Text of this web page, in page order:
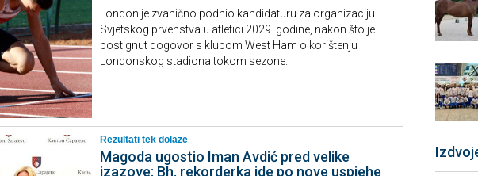
London je zvanično podnio kandidaturu za organizaciju
Svjetskog prvenstva u atletici 2029. godine, nakon što je
postignut dogovor s klubom West Ham o korištenju
Londonskog stadiona tokom sezone.
Rezultati tek dolaze
Magoda ugostio Iman Avdić pred velike
izazove: Bh. rekorderka ide po nove uspjehe